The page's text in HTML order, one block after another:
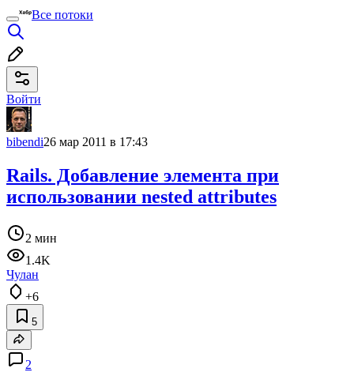
Все потоки
Войти
bibendi26 мар 2011 в 17:43
Rails. Добавление элемента при
использовании nested attributes
2 мин
1.4K
Чулан
+6
5
2